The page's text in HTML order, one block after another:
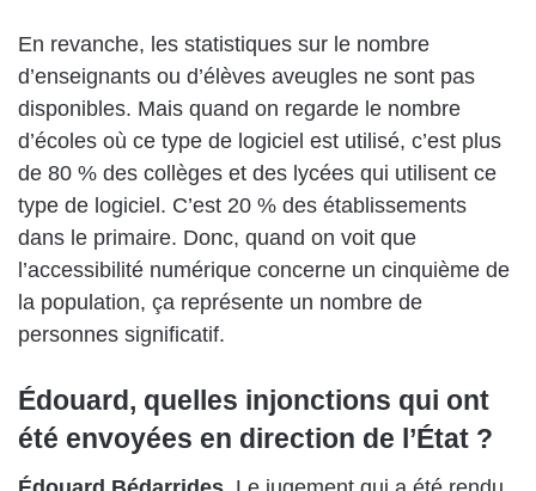
En revanche, les statistiques sur le nombre
d’enseignants ou d’élèves aveugles ne sont pas
disponibles. Mais quand on regarde le nombre
d’écoles où ce type de logiciel est utilisé, c’est plus
de 80 % des collèges et des lycées qui utilisent ce
type de logiciel. C’est 20 % des établissements
dans le primaire. Donc, quand on voit que
l’accessibilité numérique concerne un cinquième de
la population, ça représente un nombre de
personnes significatif.
Édouard, quelles injonctions qui ont
été envoyées en direction de l’État ?